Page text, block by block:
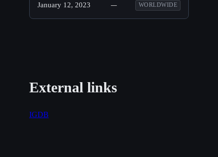
January 12, 2023 — WORLDWIDE
External links
IGDB